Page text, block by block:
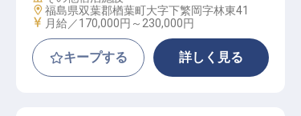
勤務地
福島県双葉郡楢葉町大字下繁岡字林東41
給与
月給／170,000円～ 230,000円
キープする 詳しく見る